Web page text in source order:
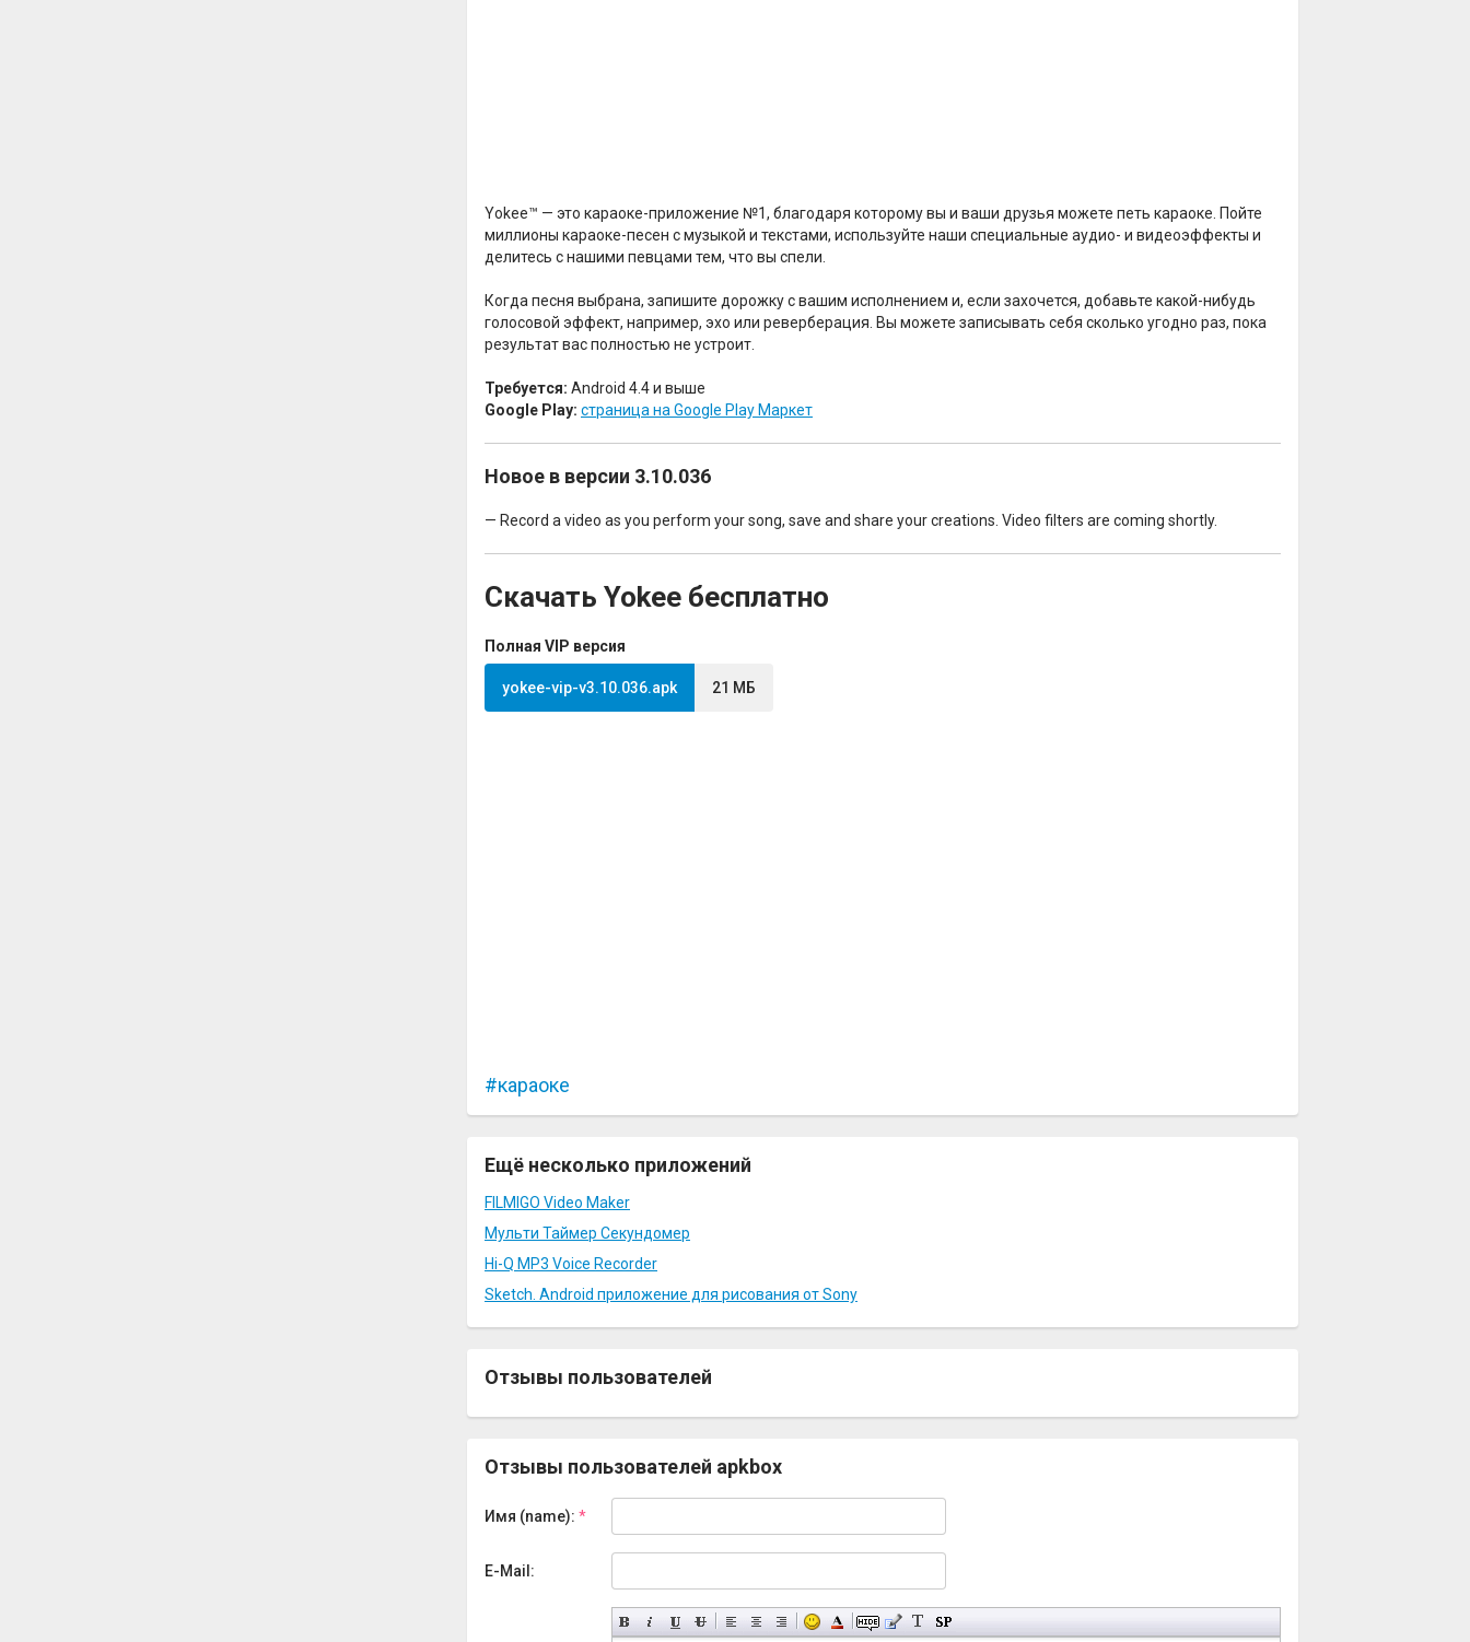
Yokee™ — это караоке-приложение №1, благодаря которому вы и ваши друзья можете петь караоке. Пойте
миллионы караоке-песен с музыкой и текстами, используйте наши специальные аудио- и видеоэффекты и
делитесь с нашими певцами тем, что вы спели.
Когда песня выбрана, запишите дорожку с вашим исполнением и, если захочется, добавьте какой-нибудь
голосовой эффект, например, эхо или реверберация. Вы можете записывать себя сколько угодно раз, пока
результат вас полностью не устроит.
Требуется: Android 4.4 и выше
Google Play: страница на Google Play Маркет
Новое в версии 3.10.036
— Record a video as you perform your song, save and share your creations. Video filters are coming shortly.
Скачать Yokee бесплатно
Полная VIP версия
yokee-vip-v3.10.036.apk 21 МБ
караоке
Ещё несколько приложений
FILMIGO Video Maker
Мульти Таймер Секундомер
Hi-Q MP3 Voice Recorder
Sketch. Android приложение для рисования от Sony
Отзывы пользователей
Отзывы пользователей apkbox
Имя (name): *
E-Mail: